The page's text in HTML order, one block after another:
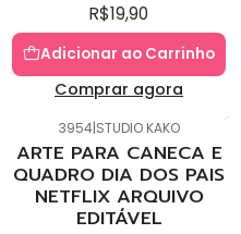
R$19,90
Adicionar ao Carrinho
Comprar agora
3954|STUDIO KAKO
ARTE PARA CANECA E
QUADRO DIA DOS PAIS
NETFLIX ARQUIVO
EDITÁVEL